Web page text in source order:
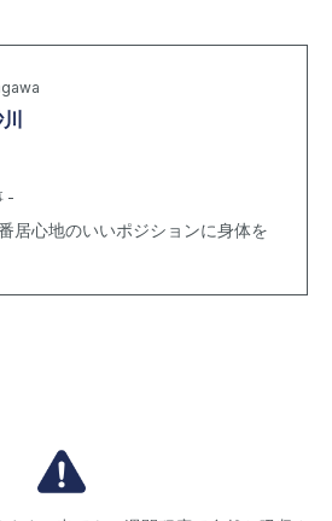
-
居心地のいいポジションに身体を